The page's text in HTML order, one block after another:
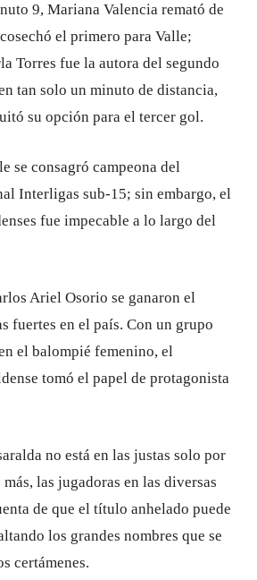
9, Mariana Valencia remató de
el primero para Valle;
Torres fue la autora del segundo
tan solo un minuto de distancia,
su opción para el tercer gol.
se consagró campeona del
Interligas sub-15; sin embargo, el
fue impecable a lo largo del
Ariel Osorio se ganaron el
fuertes en el país. Con un grupo
el balompié femenino, el
tomó el papel de protagonista
no está en las justas solo por
las jugadoras en las diversas
de que el título anhelado puede
los grandes nombres que se
certámenes.